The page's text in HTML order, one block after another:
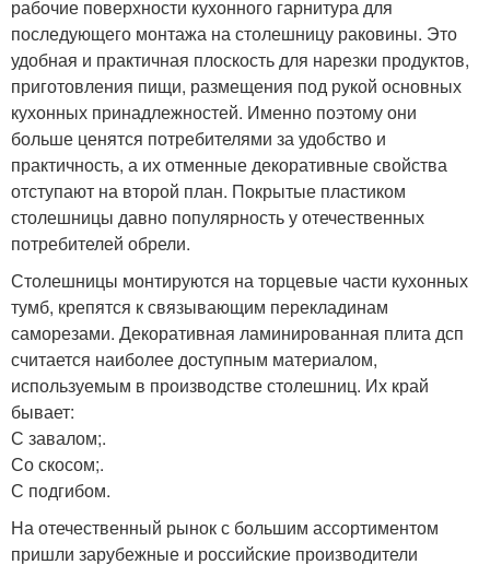
рабочие поверхности кухонного гарнитура для
последующего монтажа на столешницу раковины. Это
удобная и практичная плоскость для нарезки продуктов,
приготовления пищи, размещения под рукой основных
кухонных принадлежностей. Именно поэтому они
больше ценятся потребителями за удобство и
практичность, а их отменные декоративные свойства
отступают на второй план. Покрытые пластиком
столешницы давно популярность у отечественных
потребителей обрели.
Столешницы монтируются на торцевые части кухонных
тумб, крепятся к связывающим перекладинам
саморезами. Декоративная ламинированная плита дсп
считается наиболее доступным материалом,
используемым в производстве столешниц. Их край
бывает:
С завалом;.
Со скосом;.
С подгибом.
На отечественный рынок с большим ассортиментом
пришли зарубежные и российские производители